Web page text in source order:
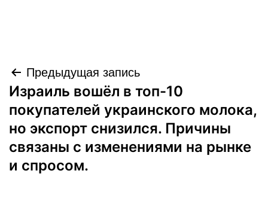
Навигация
по
записям
Предыдущая запись
Израиль вошёл в топ-10
покупателей украинского молока,
но экспорт снизился. Причины
связаны с изменениями на рынке
и спросом.